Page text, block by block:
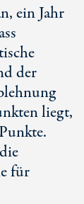
ein Jahr
der
liegt,
für